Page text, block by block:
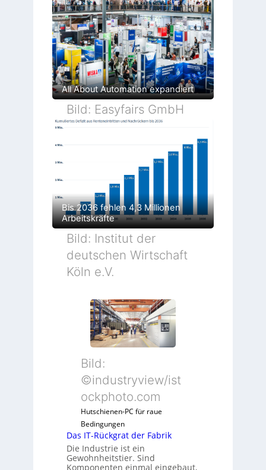
All About Automation expandiert
Bild: Easyfairs GmbH
Bis 2036 fehlen 4,3 Millionen
Arbeitskräfte
Bild: Institut der
deutschen Wirtschaft
Köln e.V.
Bild:
©industryview/ist
ockphoto.com
Hutschienen-PC für raue
Bedingungen
Das IT-Rückgrat der Fabrik
Die Industrie ist ein
Gewohnheitstier. Sind
Komponenten einmal eingebaut,